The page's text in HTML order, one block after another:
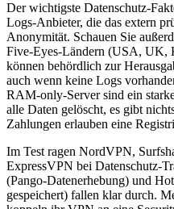
Der wichtigste Datenschutz-
Logs-Anbieter, die das extern
Anonymität. Schauen Sie
Five-Eyes-Ländern (USA, UK,
können behördlich zur
auch wenn keine Logs
RAM-only-Server sind ein
alle Daten gelöscht, es gibt
Zahlungen erlauben eine
Im Test ragen NordVPN,
ExpressVPN bei Datenschutz-
(Pango-Datenerhebung) und
gespeichert) fallen klar durch.